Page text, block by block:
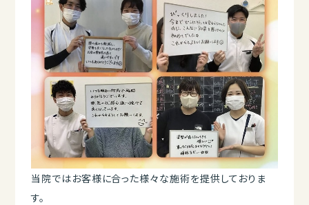
当院ではお客様に合った様々な施術を提供しておりま
す。